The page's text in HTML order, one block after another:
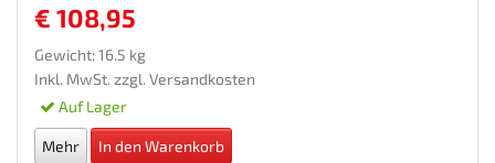
€ 108,95
Gewicht: 16.5 kg
Inkl. MwSt. zzgl. Versandkosten
Auf Lager
Mehr In den Warenkorb